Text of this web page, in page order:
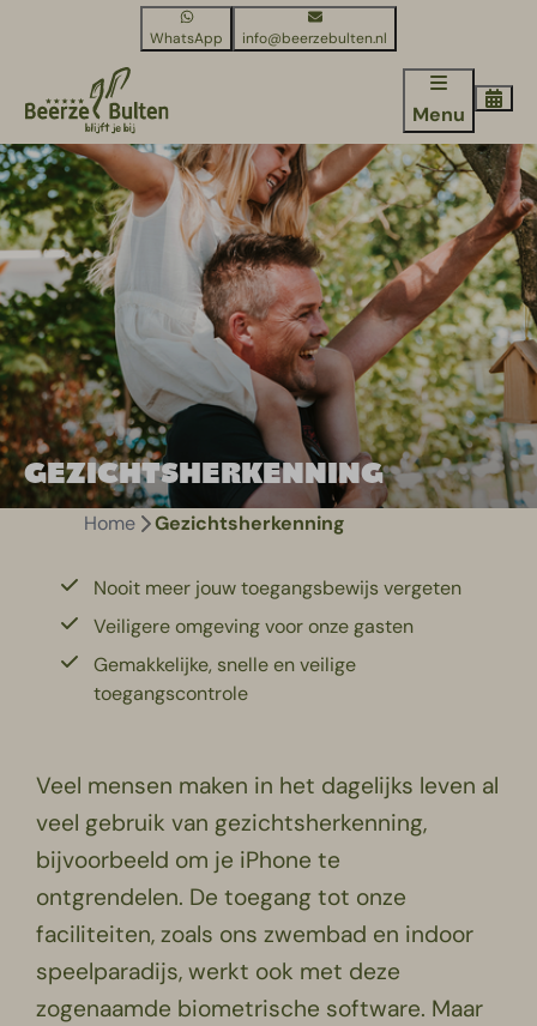
WhatsApp info@beerzebulten.nl
Menu
GEZICHTSHERKENNING
Home Gezichtsherkenning
Nooit meer jouw toegangsbewijs vergeten
Veiligere omgeving voor onze gasten
Gemakkelijke, snelle en veilige
toegangscontrole
Veel mensen maken in het dagelijks leven al
veel gebruik van gezichtsherkenning,
bijvoorbeeld om je iPhone te
ontgrendelen. De toegang tot onze
faciliteiten, zoals ons zwembad en indoor
speelparadijs, werkt ook met deze
zogenaamde biometrische software. Maar